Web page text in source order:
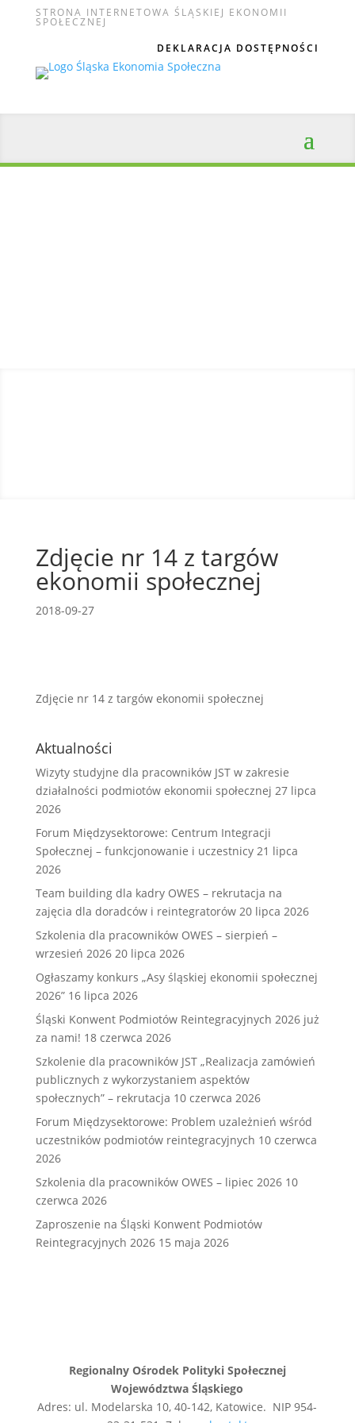
STRONA INTERNETOWA ŚLĄSKIEJ EKONOMII
SPOŁECZNEJ
DEKLARACJA DOSTĘPNOŚCI
Zdjęcie nr 14 z targów
ekonomii społecznej
2018-09-27
Zdjęcie nr 14 z targów ekonomii społecznej
Aktualności
Wizyty studyjne dla pracowników JST w zakresie
działalności podmiotów ekonomii społecznej 27 lipca
2026
Forum Międzysektorowe: Centrum Integracji
Społecznej – funkcjonowanie i uczestnicy 21 lipca
2026
Team building dla kadry OWES – rekrutacja na
zajęcia dla doradców i reintegratorów 20 lipca 2026
Szkolenia dla pracowników OWES – sierpień –
wrzesień 2026 20 lipca 2026
Ogłaszamy konkurs „Asy śląskiej ekonomii społecznej
2026” 16 lipca 2026
Śląski Konwent Podmiotów Reintegracyjnych 2026 już
za nami! 18 czerwca 2026
Szkolenie dla pracowników JST „Realizacja zamówień
publicznych z wykorzystaniem aspektów
społecznych” – rekrutacja 10 czerwca 2026
Forum Międzysektorowe: Problem uzależnień wśród
uczestników podmiotów reintegracyjnych 10 czerwca
2026
Szkolenia dla pracowników OWES – lipiec 2026 10
czerwca 2026
Zaproszenie na Śląski Konwent Podmiotów
Reintegracyjnych 2026 15 maja 2026
Regionalny Ośrodek Polityki Społecznej
Województwa Śląskiego
Adres: ul. Modelarska 10, 40-142, Katowice. NIP 954-